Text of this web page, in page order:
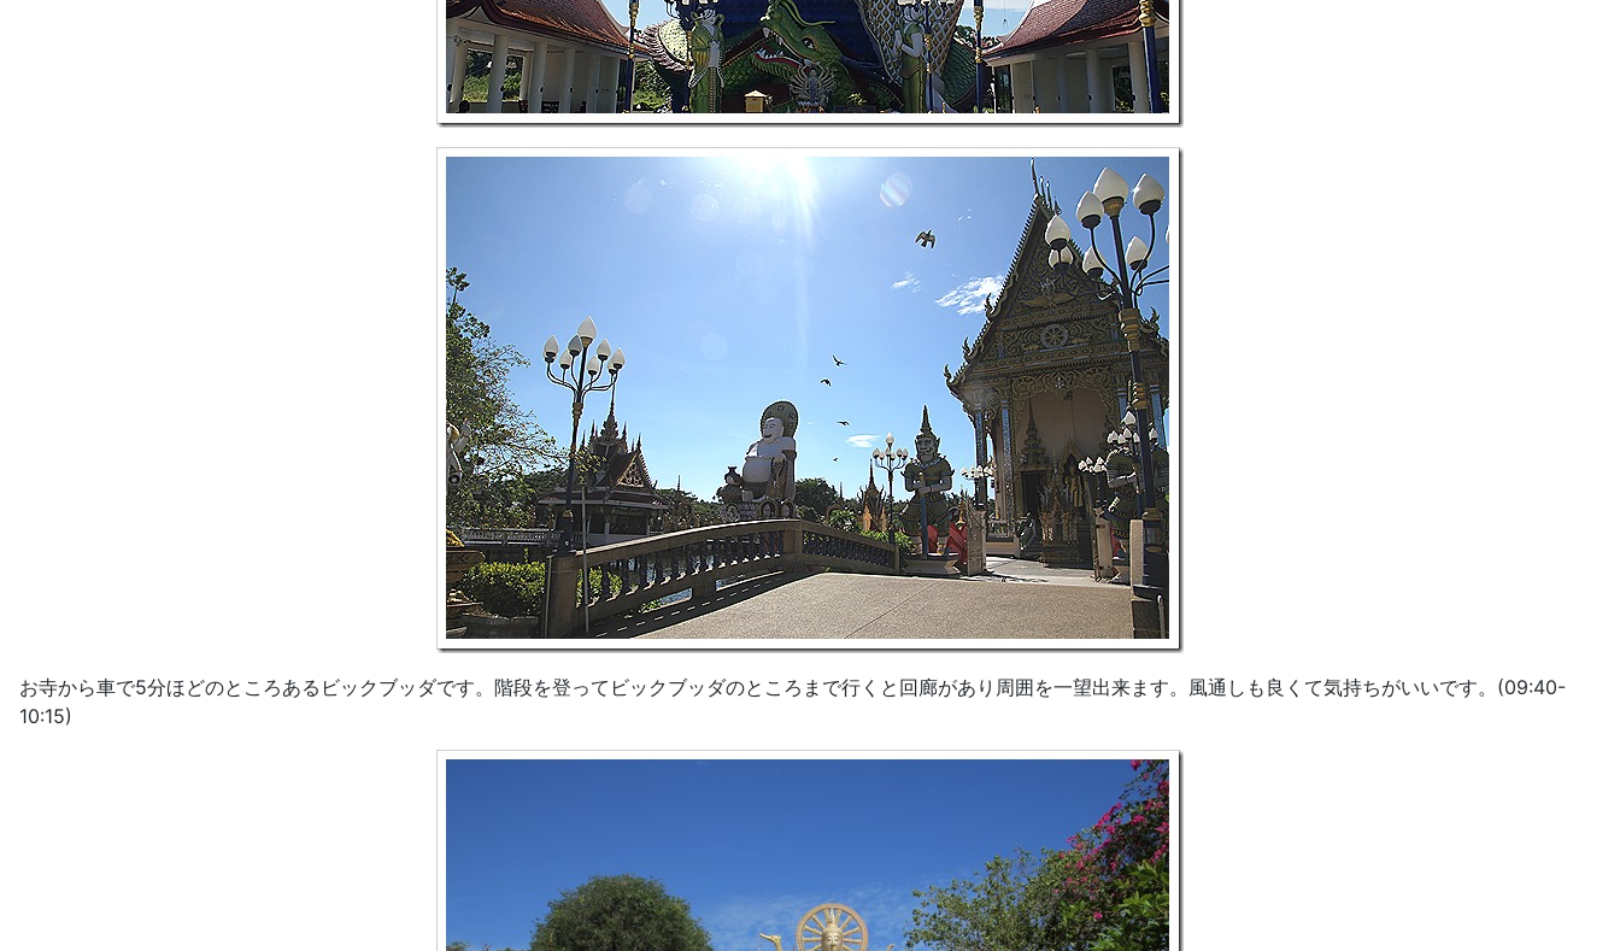
お寺から車で5分ほどのところあるビックブッダです。階段を登ってビックブッダのところまで行くと回廊があり周囲を一望出来ます。風通しも良くて気持ちがいいです。(09:40-
10:15)